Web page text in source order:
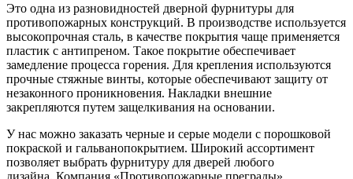
Это одна из разновидностей дверной фурнитуры для
противопожарных конструкций. В производстве используется
высокопрочная сталь, в качестве покрытия чаще применяется
пластик с антипреном. Такое покрытие обеспечивает
замедление процесса горения. Для крепления используются
прочные стяжные винты, которые обеспечивают защиту от
незаконного проникновения. Накладки внешние
закрепляются путем защелкивания на основании.
У нас можно заказать черные и серые модели с порошковой
покраской и гальванопокрытием. Широкий ассортимент
позволяет выбрать фурнитуру для дверей любого
дизайна. Компания «Противопожарные преграды»